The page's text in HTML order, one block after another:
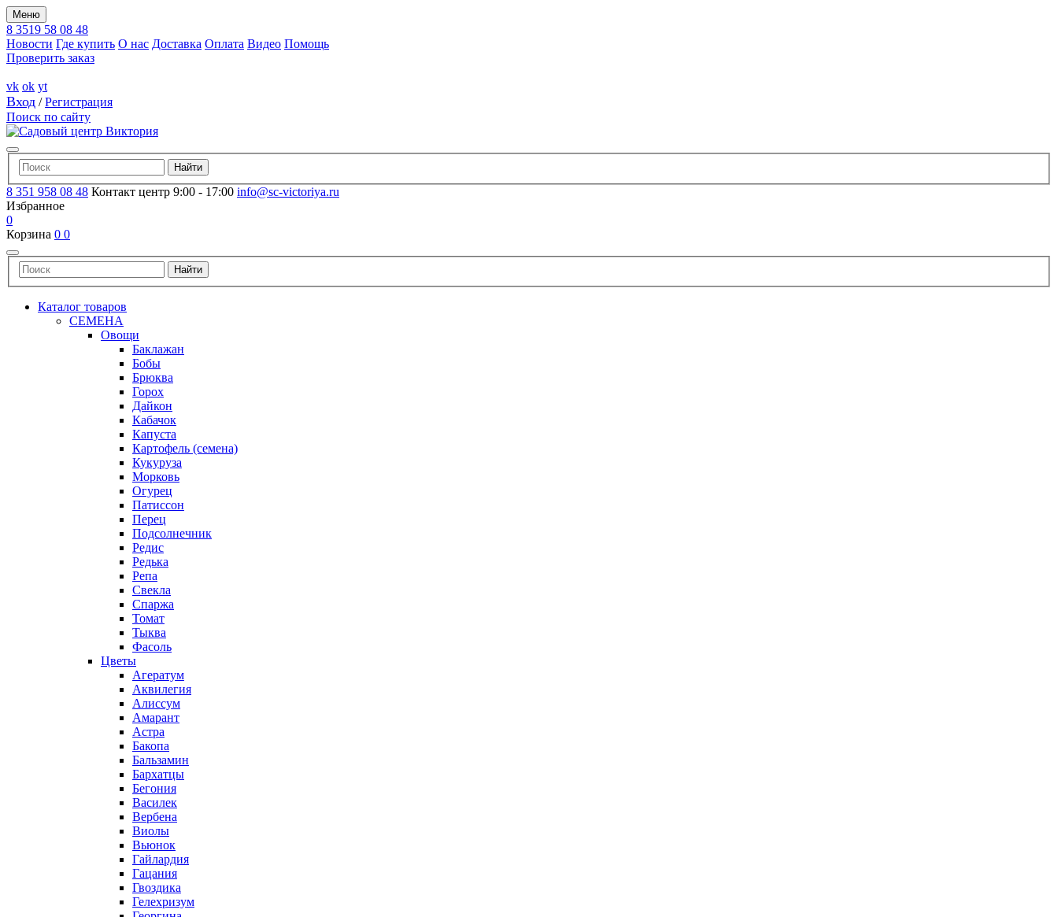
Меню
8 3519 58 08 48
Новости Где купить О нас Доставка Оплата Видео Помощь
Проверить заказ
vk ok yt
Вход /Регистрация
Поиск по сайту
8 351 958 08 48 Контакт центр 9:00 - 17:00 info@sc-victoriya.ru
Избранное
0
Корзина 0 0
Каталог товаров
СЕМЕНА
Овощи
Баклажан
Бобы
Брюква
Горох
Дайкон
Кабачок
Капуста
Картофель (семена)
Кукуруза
Морковь
Огурец
Патиссон
Перец
Подсолнечник
Редис
Редька
Репа
Свекла
Спаржа
Томат
Тыква
Фасоль
Цветы
Агератум
Аквилегия
Алиссум
Амарант
Астра
Бакопа
Бальзамин
Бархатцы
Бегония
Василек
Вербена
Виолы
Вьюнок
Гайлардия
Гацания
Гвоздика
Гелехризум